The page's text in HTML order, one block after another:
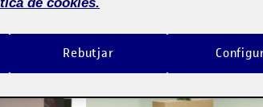
a Pràctica 2: Interacció i Objecte
Visibilitat:
Públic-Data de publicació
3 Des. 2022-1
Rebutjar